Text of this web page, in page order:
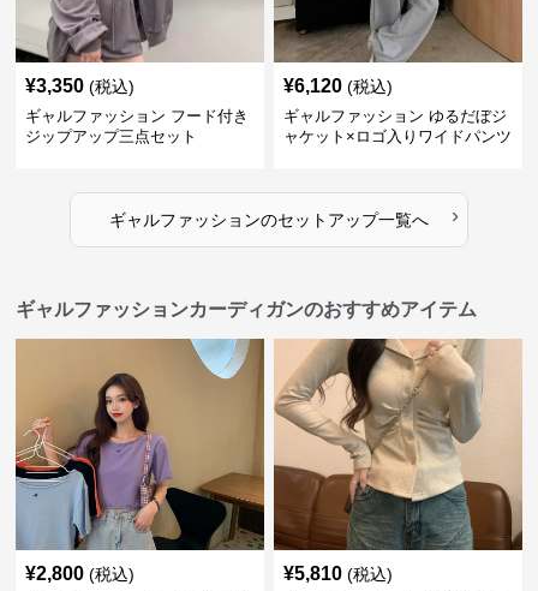
¥3,350 (税込)
ギャルファッション フード付き
ジップアップ三点セット
¥6,120 (税込)
ギャルファッション ゆるだぼジ
ャケット×ロゴ入りワイドパンツ
ギャルファッションのセットアップ一覧へ ›
ギャルファッションカーディガンのおすすめアイテム
¥2,800 (税込) ¥5,810 (税込)